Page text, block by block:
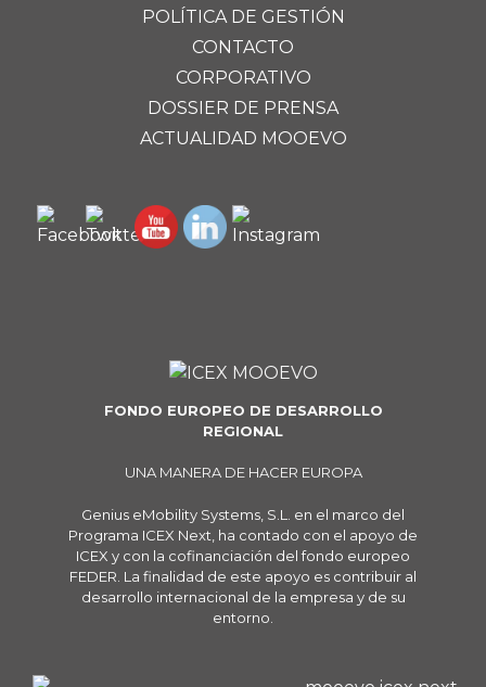
POLÍTICA DE GESTIÓN
CONTACTO
CORPORATIVO
DOSSIER DE PRENSA
ACTUALIDAD MOOEVO
FONDO EUROPEO DE DESARROLLO
REGIONAL
UNA MANERA DE HACER EUROPA
Genius eMobility Systems, S.L. en el marco del
Programa ICEX Next, ha contado con el apoyo de
ICEX y con la cofinanciación del fondo europeo
FEDER. La finalidad de este apoyo es contribuir al
desarrollo internacional de la empresa y de su
entorno.